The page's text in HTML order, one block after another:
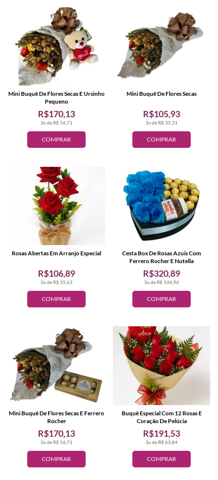
COMPRAR
3x de R$ 56,71
R$170,13
Mini Buquê De Flores Secas E Ursinho
Pequeno
COMPRAR
3x de R$ 35,31
R$105,93
Mini Buquê De Flores Secas
COMPRAR
3x de R$ 35,63
R$106,89
Rosas Abertas Em Arranjo Especial
COMPRAR
3x de R$ 106,96
R$320,89
Cesta Box De Rosas Azuis Com
Ferrero Rocher E Nutella
COMPRAR
3x de R$ 56,71
R$170,13
Mini Buquê De Flores Secas E Ferrero
Rocher
COMPRAR
3x de R$ 63,84
R$191,53
Buquê Especial Com 12 Rosas E
Coração De Pelúcia